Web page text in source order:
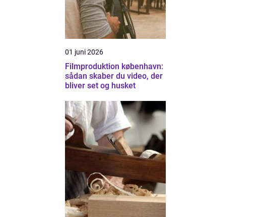
01 juni 2026
Filmproduktion københavn:
sådan skaber du video, der
bliver set og husket